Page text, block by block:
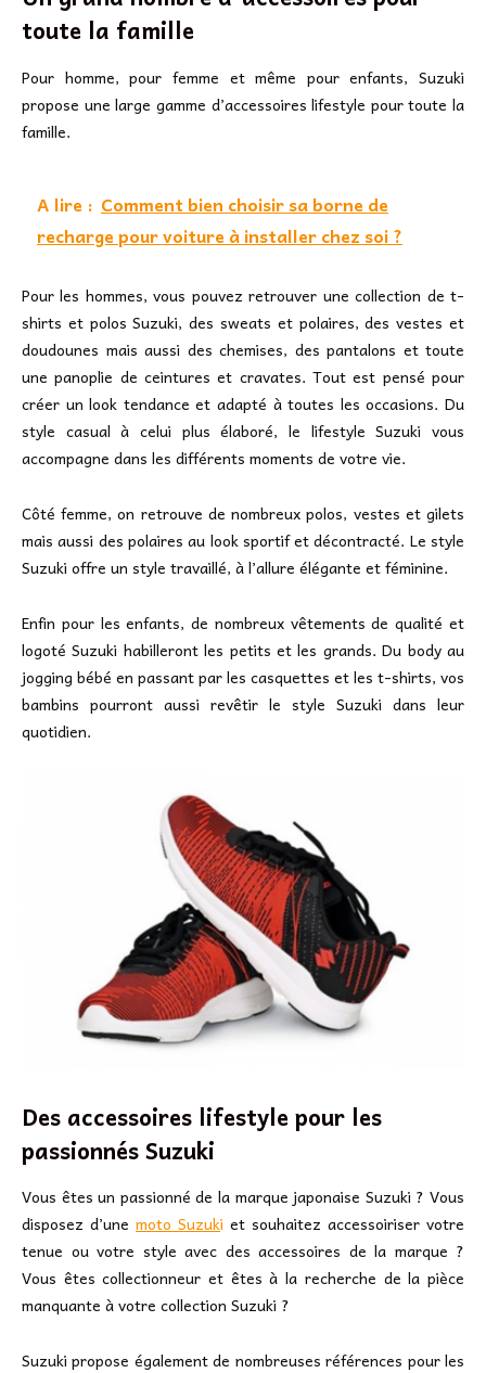
toute la famille
Pour homme, pour femme et même pour enfants, Suzuki
propose une large gamme d’accessoires lifestyle pour toute la
famille.
A lire : Comment bien choisir sa borne de
recharge pour voiture à installer chez soi ?
Pour les hommes, vous pouvez retrouver une collection de t-
shirts et polos Suzuki, des sweats et polaires, des vestes et
doudounes mais aussi des chemises, des pantalons et toute
une panoplie de ceintures et cravates. Tout est pensé pour
créer un look tendance et adapté à toutes les occasions. Du
style casual à celui plus élaboré, le lifestyle Suzuki vous
accompagne dans les différents moments de votre vie.
Côté femme, on retrouve de nombreux polos, vestes et gilets
mais aussi des polaires au look sportif et décontracté. Le style
Suzuki offre un style travaillé, à l’allure élégante et féminine.
Enfin pour les enfants, de nombreux vêtements de qualité et
logoté Suzuki habilleront les petits et les grands. Du body au
jogging bébé en passant par les casquettes et les t-shirts, vos
bambins pourront aussi revêtir le style Suzuki dans leur
quotidien.
Des accessoires lifestyle pour les
passionnés Suzuki
Vous êtes un passionné de la marque japonaise Suzuki ? Vous
disposez d’une moto Suzuki et souhaitez accessoiriser votre
tenue ou votre style avec des accessoires de la marque ?
Vous êtes collectionneur et êtes à la recherche de la pièce
manquante à votre collection Suzuki ?
Suzuki propose également de nombreuses références pour les